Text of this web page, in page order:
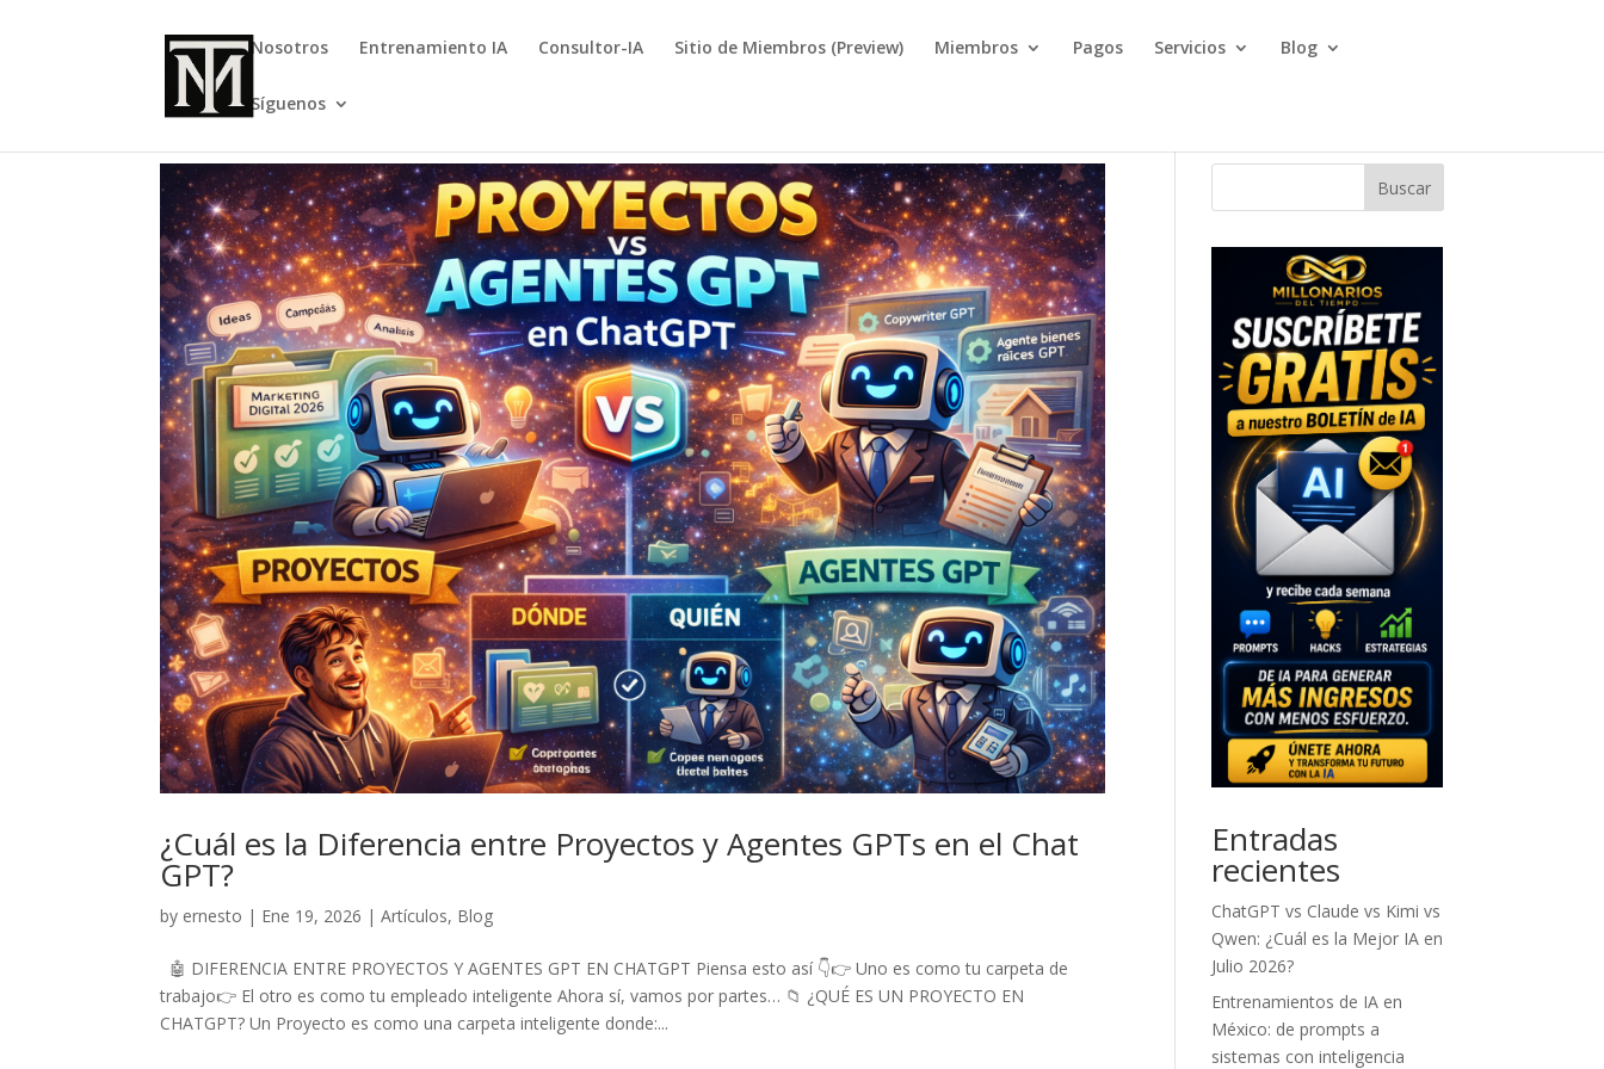
Nosotros Entrenamiento IA Consultor-IA Sitio de Miembros (Preview) Miembros Pagos Servicios Blog
Síguenos
¿Cuál es la Diferencia entre Proyectos y Agentes GPTs en el Chat
GPT?
by ernesto | Ene 19, 2026 |Artículos, Blog
🤖 DIFERENCIA ENTRE PROYECTOS Y AGENTES GPT EN CHATGPT Piensa esto así 👇👉 Uno es como tu carpeta de
trabajo👉 El otro es como tu empleado inteligente Ahora sí, vamos por partes… 📁 ¿QUÉ ES UN PROYECTO EN
CHATGPT? Un Proyecto es como una carpeta inteligente donde:...
Buscar
Entradas
recientes
ChatGPT vs Claude vs Kimi vs
Qwen: ¿Cuál es la Mejor IA en
Julio 2026?
Entrenamientos de IA en
México: de prompts a
sistemas con inteligencia